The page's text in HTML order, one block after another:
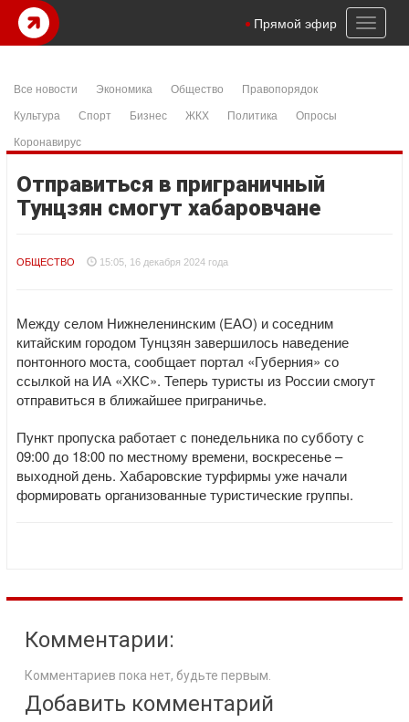
Toggle
Прямой эфир
Все новости Экономика Общество
Правопорядок
Культура
Спорт Бизнес ЖКХ Политика
Опросы
Коронавирус
Отправиться в приграничный
Тунцзян смогут хабаровчане
ОБЩЕСТВО 15:05, 16 декабря 2024 года
Между селом Нижнеленинским (ЕАО) и соседним
китайским городом Тунцзян завершилось наведение
понтонного моста, сообщает портал «Губерния» со
ссылкой на ИА «ХКС». Теперь туристы из России смогут
отправиться в ближайшее приграничье.
Пункт пропуска работает с понедельника по субботу с
09:00 до 18:00 по местному времени, воскресенье –
выходной день. Хабаровские турфирмы уже начали
формировать организованные туристические группы.
Комментарии:
Комментариев пока нет, будьте первым.
Добавить комментарий